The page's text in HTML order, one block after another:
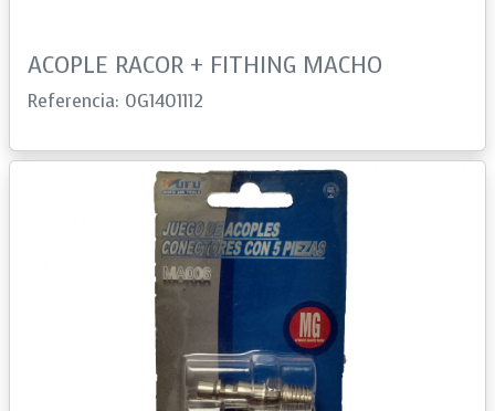
ACOPLE RACOR + FITHING MACHO
Referencia: 0G1401112